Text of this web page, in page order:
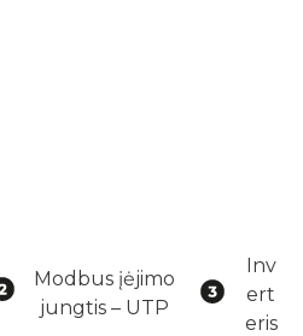
Modbus įėjimo
jungtis – UTP
Inv
ert
eris